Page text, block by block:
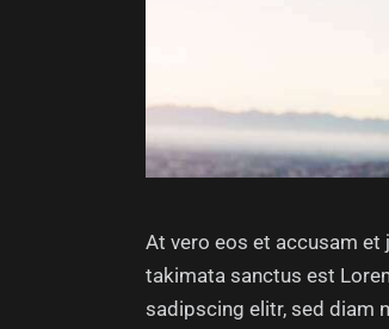
At vero eos et accusam
takimata sanctus est
sadipscing elitr, sed diam